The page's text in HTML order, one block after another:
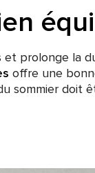
et prolonge la
offre une
sommier doit